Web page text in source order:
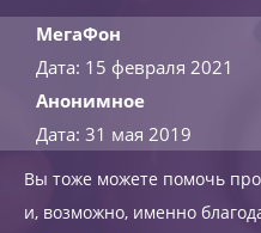
МегаФон
Дата: 15 февраля 2021
Анонимное
Дата: 31 мая 2019
Вы тоже можете помочь
и, возможно, именно